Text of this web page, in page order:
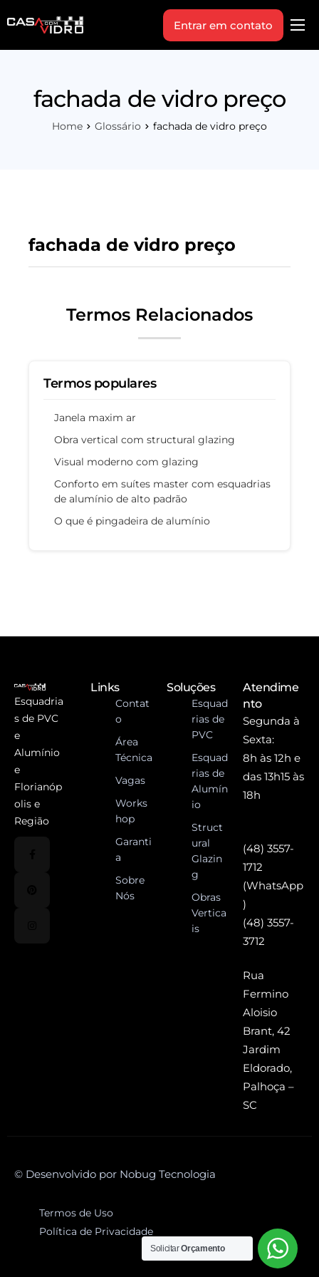
Produtos
Indique+
Entrar em contato
fachada de vidro preço
Home Glossário fachada de vidro preço
fachada de vidro preço
Termos Relacionados
Termos populares
Janela maxim ar
Obra vertical com structural glazing
Visual moderno com glazing
Conforto em suítes master com esquadrias
de alumínio de alto padrão
O que é pingadeira de alumínio
Esquadria
s de PVC
e
Alumínio
e
Florianóp
olis e
Região
Links
Contat
o
Área
Técnica
Vagas
Works
hop
Garanti
a
Sobre
Nós
Soluções
Esquad
rias de
PVC
Esquad
rias de
Alumín
io
Struct
ural
Glazin
g
Obras
Vertica
is
Atendime
nto
Segunda à
Sexta:
8h às 12h e
das 13h15 às
18h
(48) 3557-
1712
(WhatsApp
)
(48) 3557-
3712
Rua
Fermino
Aloisio
Brant, 42
Jardim
Eldorado,
Palhoça –
SC
© Desenvolvido por Nobug Tecnologia
Termos de Uso
Política de Privacidade
SolicitarOrçamento